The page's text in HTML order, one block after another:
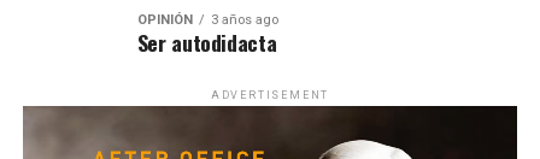
OPINIÓN 3 años ago
Ser autodidacta
ADVERTISEMENT